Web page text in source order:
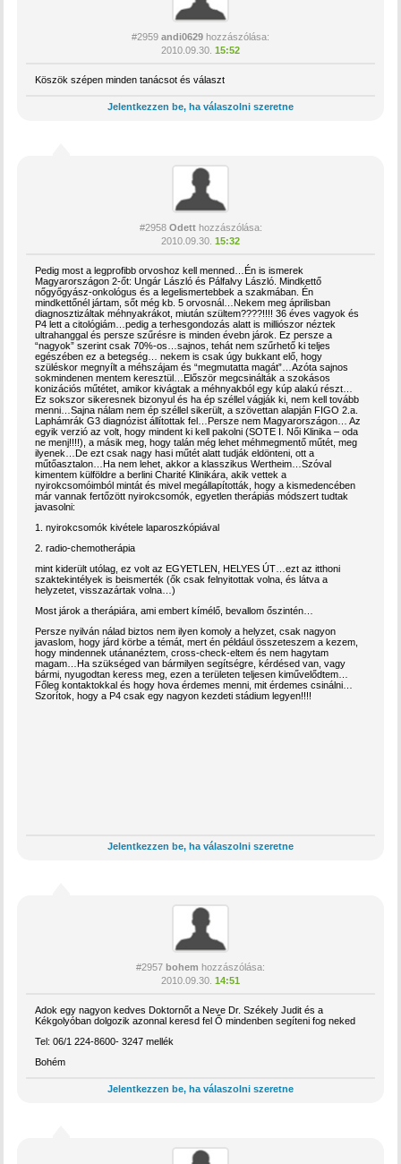
#2959 andi0629 hozzászólása:
2010.09.30. 15:52
Köszök szépen minden tanácsot és választ
Jelentkezzen be, ha válaszolni szeretne
#2958 Odetthozzászólása:
2010.09.30. 15:32
Pedig most a legprofibb orvoshoz kell menned…Én is ismerek
Magyarországon 2-őt: Ungár László és Pálfalvy László. Mindkettő
nőgyőgyász-onkológus és a legelismertebbek a szakmában. Én
mindkettőnél jártam, sőt még kb. 5 orvosnál…Nekem meg áprilisban
diagnosztizáltak méhnyakrákot, miután szültem????!!!! 36 éves vagyok és
P4 lett a citológiám…pedig a terhesgondozás alatt is milliószor néztek
ultrahanggal és persze szűrésre is minden évebn járok. Ez persze a
“nagyok” szerint csak 70%-os…sajnos, tehát nem szűrhető ki teljes
egészében ez a betegség… nekem is csak úgy bukkant elő, hogy
szüléskor megnyílt a méhszájam és “megmutatta magát”…Azóta sajnos
sokmindenen mentem keresztül…Először megcsinálták a szokásos
konizációs műtétet, amikor kivágtak a méhnyakból egy kúp alakú részt…
Ez sokszor sikeresnek bizonyul és ha ép széllel vágják ki, nem kell tovább
menni…Sajna nálam nem ép széllel sikerült, a szövettan alapján FIGO 2.a.
Laphámrák G3 diagnózist állítottak fel…Persze nem Magyarországon… Az
egyik verzió az volt, hogy mindent ki kell pakolni (SOTE I. Női Klinika – oda
ne menj!!!!), a másik meg, hogy talán még lehet méhmegmentő műtét, meg
ilyenek…De ezt csak nagy hasi műtét alatt tudják eldönteni, ott a
műtőasztalon…Ha nem lehet, akkor a klasszikus Wertheim…Szóval
kimentem külföldre a berlini Charité Klinikára, akik vettek a
nyirokcsomóimból mintát és mivel megállapították, hogy a kismedencében
már vannak fertőzött nyirokcsomók, egyetlen therápiás módszert tudtak
javasolni:
1. nyirokcsomók kivétele laparoszkópiával
2. radio-chemotherápia
mint kiderült utólag, ez volt az EGYETLEN, HELYES ÚT…ezt az itthoni
szaktekintélyek is beismerték (ők csak felnyitottak volna, és látva a
helyzetet, visszazártak volna…)
Most járok a therápiára, ami embert kímélő, bevallom őszintén…
Persze nyilván nálad biztos nem ilyen komoly a helyzet, csak nagyon
javaslom, hogy járd körbe a témát, mert én például összeteszem a kezem,
hogy mindennek utánanéztem, cross-check-eltem és nem hagytam
magam…Ha szükséged van bármilyen segítségre, kérdésed van, vagy
bármi, nyugodtan keress meg, ezen a területen teljesen kiművelődtem…
Főleg kontaktokkal és hogy hova érdemes menni, mit érdemes csinálni…
Szorítok, hogy a P4 csak egy nagyon kezdeti stádium legyen!!!!
Jelentkezzen be, ha válaszolni szeretne
#2957 bohem hozzászólása:
2010.09.30. 14:51
Adok egy nagyon kedves Doktornőt a Neve Dr. Székely Judit és a
Kékgolyóban dolgozik azonnal keresd fel Ő mindenben segíteni fog neked
Tel: 06/1 224-8600- 3247 mellék
Bohém
Jelentkezzen be, ha válaszolni szeretne